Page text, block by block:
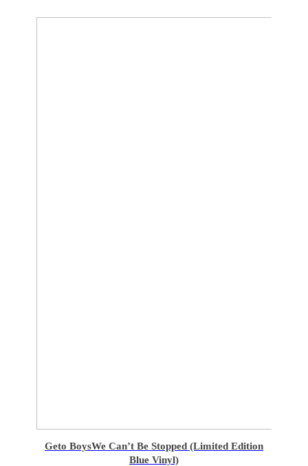
Geto BoysWe Can’t Be Stopped (Limited Edition
Blue Vinyl)